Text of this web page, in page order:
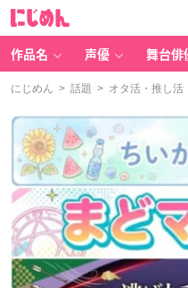
作品名 声優 舞台俳
にじめん > 話題 > オタ活・推し活